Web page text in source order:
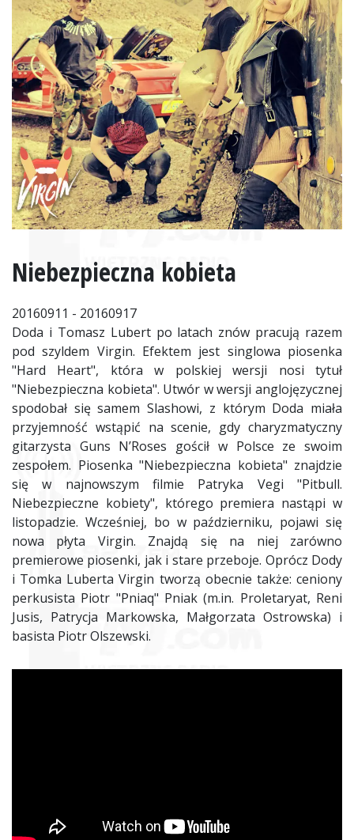
Niebezpieczna kobieta
20160911 - 20160917
Doda i Tomasz Lubert po latach znów pracują razem
pod szyldem Virgin. Efektem jest singlowa piosenka
"Hard Heart", która w polskiej wersji nosi tytuł
"Niebezpieczna kobieta". Utwór w wersji anglojęzycznej
spodobał się samem Slashowi, z którym Doda miała
przyjemność wstąpić na scenie, gdy charyzmatyczny
gitarzysta Guns N’Roses gościł w Polsce ze swoim
zespołem. Piosenka "Niebezpieczna kobieta" znajdzie
się w najnowszym filmie Patryka Vegi "Pitbull.
Niebezpieczne kobiety", którego premiera nastąpi w
listopadzie. Wcześniej, bo w październiku, pojawi się
nowa płyta Virgin. Znajdą się na niej zarówno
premierowe piosenki, jak i stare przeboje. Oprócz Dody
i Tomka Luberta Virgin tworzą obecnie także: ceniony
perkusista Piotr "Pniaq" Pniak (m.in. Proletaryat, Reni
Jusis, Patrycja Markowska, Małgorzata Ostrowska) i
basista Piotr Olszewski.